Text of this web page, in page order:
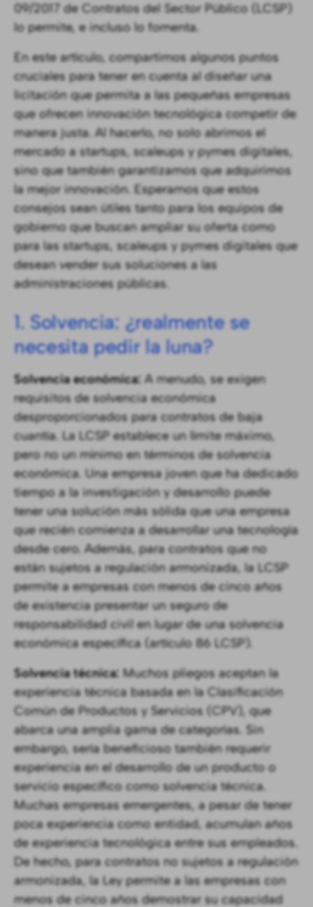
09/2017 de Contratos del Sector Público (LCSP)
lo permite, e incluso lo fomenta.
En este artículo, compartimos algunos puntos
cruciales para tener en cuenta al diseñar una
licitación que permita a las pequeñas empresas
que ofrecen innovación tecnológica competir de
manera justa. Al hacerlo, no solo abrimos el
mercado a startups, scaleups y pymes digitales,
sino que también garantizamos que adquirimos
la mejor innovación. Esperamos que estos
consejos sean útiles tanto para los equipos de
gobierno que buscan ampliar su oferta como
para las startups, scaleups y pymes digitales que
desean vender sus soluciones a las
administraciones públicas.
1. Solvencia: ¿realmente se
necesita pedir la luna?
Solvencia económica: A menudo, se exigen
requisitos de solvencia económica
desproporcionados para contratos de baja
cuantía. La LCSP establece un límite máximo,
pero no un mínimo en términos de solvencia
económica. Una empresa joven que ha dedicado
tiempo a la investigación y desarrollo puede
tener una solución más sólida que una empresa
que recién comienza a desarrollar una tecnología
desde cero. Además, para contratos que no
están sujetos a regulación armonizada, la LCSP
permite a empresas con menos de cinco años
de existencia presentar un seguro de
responsabilidad civil en lugar de una solvencia
económica específica (artículo 86 LCSP).
Solvencia técnica: Muchos pliegos aceptan la
experiencia técnica basada en la Clasificación
Común de Productos y Servicios (CPV), que
abarca una amplia gama de categorías. Sin
embargo, sería beneficioso también requerir
experiencia en el desarrollo de un producto o
servicio específico como solvencia técnica.
Muchas empresas emergentes, a pesar de tener
poca experiencia como entidad, acumulan años
de experiencia tecnológica entre sus empleados.
De hecho, para contratos no sujetos a regulación
armonizada, la Ley permite a las empresas con
menos de cinco años demostrar su capacidad